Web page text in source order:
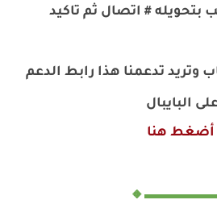
بتحويله # اتصال ثم تاكيد
وتريد تدعمنا هذا رابط الدعم
البايبال
أضغط هنا